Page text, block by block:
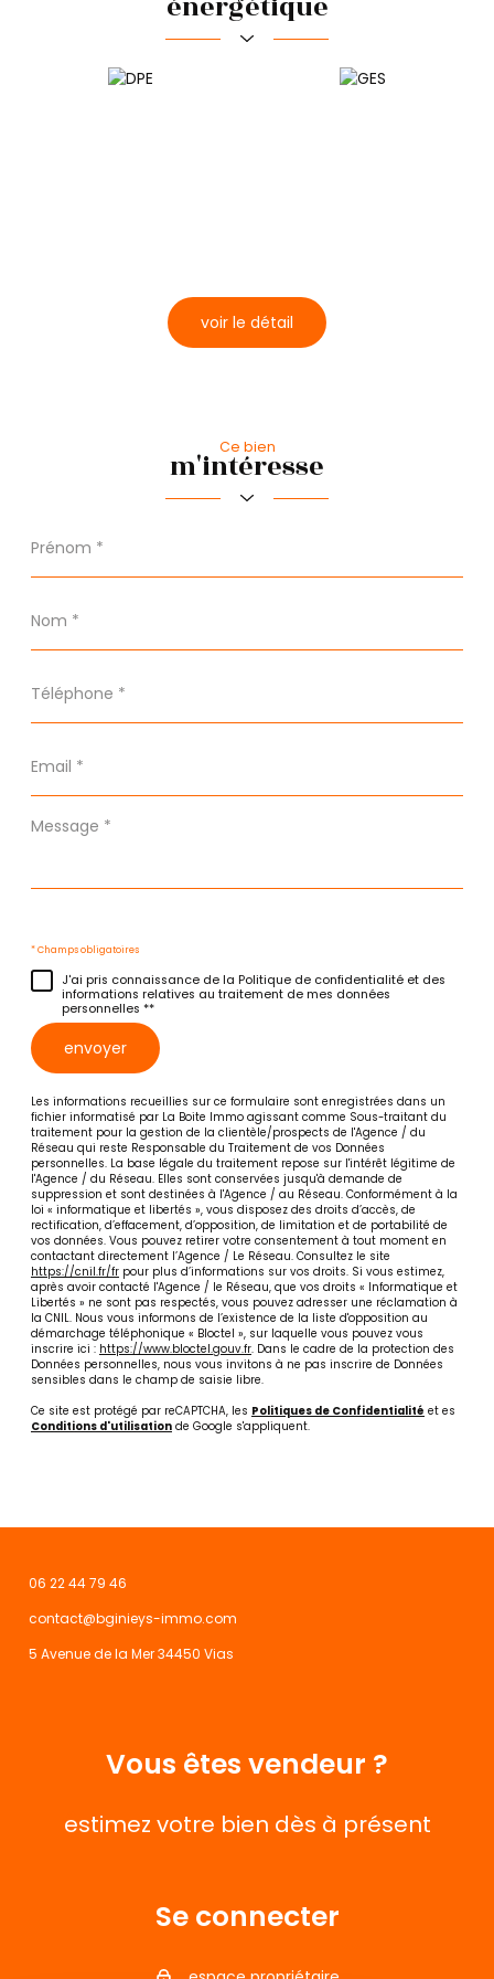
Commerces et santé
énergétique
voir le détail
Ce bien
m'intéresse
*
*
*
*
Message
* Champs obligatoires
J'ai pris connaissance de la Politique de confidentialité et des
informations relatives au traitement de mes données
personnelles **
envoyer
Les informations recueillies sur ce formulaire sont enregistrées dans un
fichier informatisé par La Boite Immo agissant comme Sous-traitant du
traitement pour la gestion de la clientèle/prospects de l'Agence / du
Réseau qui reste Responsable du Traitement de vos Données
personnelles. La base légale du traitement repose sur l'intérêt légitime de
l'Agence / du Réseau. Elles sont conservées jusqu'à demande de
suppression et sont destinées à l'Agence / au Réseau. Conformément à la
loi « informatique et libertés », vous disposez des droits d’accès, de
rectification, d’effacement, d’opposition, de limitation et de portabilité de
vos données. Vous pouvez retirer votre consentement à tout moment en
contactant directement l’Agence / Le Réseau. Consultez le site
https://cnil.fr/fr pour plus d’informations sur vos droits. Si vous estimez,
après avoir contacté l'Agence / le Réseau, que vos droits « Informatique et
Libertés » ne sont pas respectés, vous pouvez adresser une réclamation à
la CNIL. Nous vous informons de l’existence de la liste d'opposition au
démarchage téléphonique « Bloctel », sur laquelle vous pouvez vous
inscrire ici : https://www.bloctel.gouv.fr. Dans le cadre de la protection des
Données personnelles, nous vous invitons à ne pas inscrire de Données
sensibles dans le champ de saisie libre.
Ce site est protégé par reCAPTCHA, les Politiques de Confidentialité et es
Conditions d'utilisation de Google s'appliquent.
06 22 44 79 46
contact@bginieys-immo.com
5 Avenue de la Mer 34450 Vias
Vous êtes vendeur ?
estimez votre bien dès à présent
Se connecter